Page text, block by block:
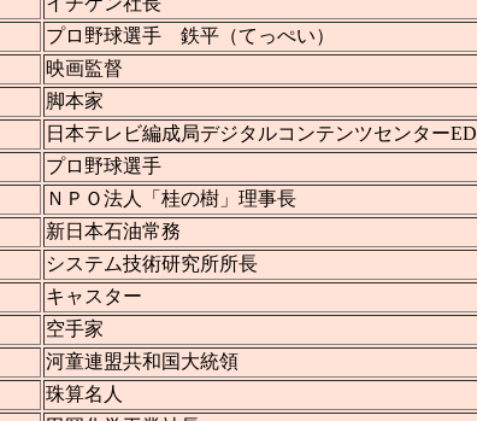
プロ野球選手 鉄平（てっぺい）
映画監督
脚本家
日本テレビ編成局デジタルコンテンツセンターED
プロ野球選手
ＮＰＯ法人「桂の樹」理事長
新日本石油常務
システム技術研究所所長
キャスター
空手家
河童連盟共和国大統領
珠算名人